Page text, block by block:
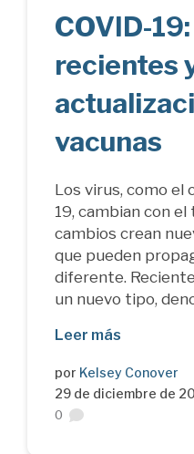
COVID-
recientes
vacunas
Los virus, como el
19, cambian con
cambios crean
que pueden
diferente.
un nuevo tipo,
Leer más
por Kelsey Conover
29 de diciembre de
0